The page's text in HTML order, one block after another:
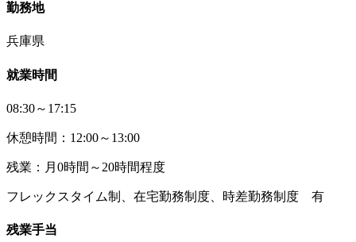
勤務地
兵庫県
就業時間
08:30～17:15
休憩時間：12:00～13:00
残業：月0時間～20時間程度
フレックスタイム制、在宅勤務制度、時差勤務制度 有
残業手当